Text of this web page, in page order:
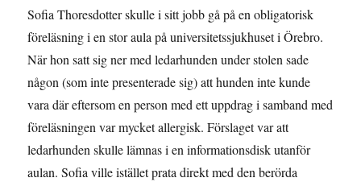
Sofia Thoresdotter skulle i sitt jobb gå på en obligatorisk
föreläsning i en stor aula på universitetssjukhuset i Örebro.
När hon satt sig ner med ledarhunden under stolen sade
någon (som inte presenterade sig) att hunden inte kunde
vara där eftersom en person med ett uppdrag i samband med
föreläsningen var mycket allergisk. Förslaget var att
ledarhunden skulle lämnas i en informationsdisk utanför
aulan. Sofia ville istället prata direkt med den berörda